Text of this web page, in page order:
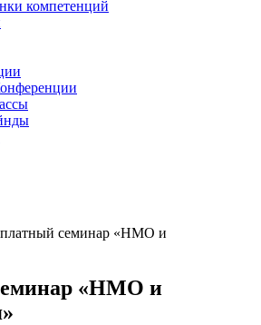
компетенций
семинар «НМО и
«НМО и